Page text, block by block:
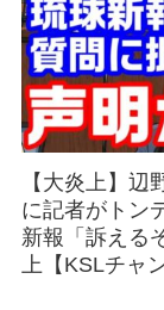
【大炎上】
に記者がトン
新報「訴える
上【KSLチャ